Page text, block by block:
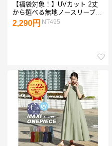
【福袋対象！】UVカット 2丈
から選べる無地ノースリーブ美
ラインマキシ丈ワンピース ☆
ノースリーブ ロング マキシ
2,290円 NT495